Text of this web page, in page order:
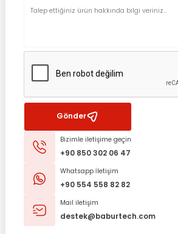
Gönder
Bizimle iletişime geçin
+90 850 302 06 47
Whatsapp İletişim
+90 554 558 82 82
Mail iletişim
destek@baburtech.com